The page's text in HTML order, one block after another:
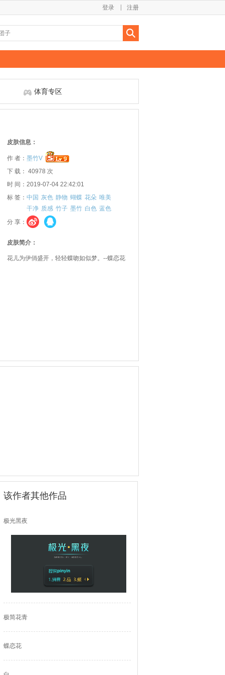
注册
登录
体育专区
皮肤信息：
作 者： 墨竹V
下 载： 40978 次
时 间：2019-07-04 22:42:01
标 签： 中国 灰色 静物 蝴蝶 花朵 唯美
干净 质感 竹子 墨竹 白色 蓝色
分 享：
皮肤简介：
花儿为伊俏盛开，轻轻蝶吻如似梦。--蝶恋花
该作者其他作品
极光黑夜
极简花青
蝶恋花